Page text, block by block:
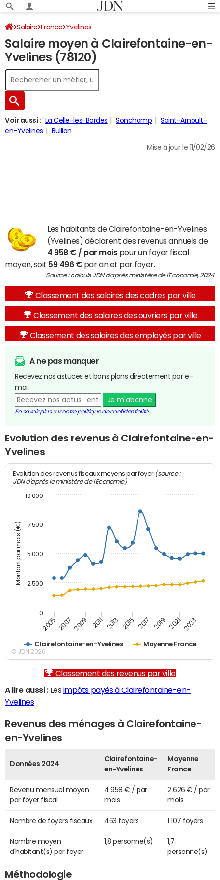
Salaire France Yvelines
Salaire moyen à Clairefontaine-en-
Yvelines (78120)
Voir aussi : La Celle-les-Bordes Sonchamp
Saint-Arnoult-
en-Yvelines
Bullion
Mise à jour le 11/02/26
Les habitants de Clairefontaine-en-Yvelines
(Yvelines) déclarent des revenus annuels de
4 958 € / par moispour un foyer fiscal
moyen, soit 59 496 € par an et par foyer.
Source : calculs JDN d'après ministère de l'Economie, 2024
Classement des salaires des cadres par ville
Classement des salaires des ouvriers par ville
Classement des salaires des employés par ville
A ne pas manquer
Recevez nos astuces et bons plans directement par e-
mail.
Je m'abonne
En savoir plus sur notre politique de confidentialité
Evolution des revenus à Clairefontaine-en-
Yvelines
Montant par mois (€)
Evolution des revenus fiscaux moyens par foyer (source :
JDN d'après le ministère de l'Economie)
Clairefontaine-en-Yvelines Moyenne France
2005 2007 2009 2011 2013 2015 2017 2019 2021 2023
0
10 000
2 500
5 000
7 500
© JDN 2026
Classement des revenus par ville
A lire aussi :Les impôts payés à Clairefontaine-en-
Yvelines
Revenus des ménages à Clairefontaine-
en-Yvelines
Données 2024
Clairefontaine-
en-Yvelines
Moyenne
France
Revenu mensuel moyen
par foyer fiscal
4 958 € / par
mois
2 626 € / par
mois
Nombre de foyers fiscaux 463 foyers 1 107 foyers
Nombre moyen
d'habitant(s) par foyer
1,8 personne(s)
1,7
personne(s)
Méthodologie